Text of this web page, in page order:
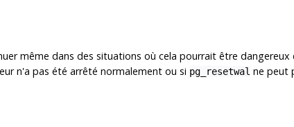
même dans des situations où cela pourrait être
n'a pas été arrêté normalement ou si pg_resetwal ne peut